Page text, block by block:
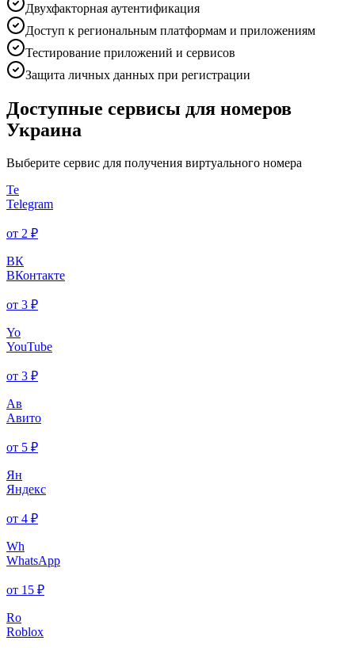
Двухфакторная аутентификация
Доступ к региональным платформам и приложениям
Тестирование приложений и сервисов
Защита личных данных при регистрации
Доступные сервисы для номеров
Украина
Выберите сервис для получения виртуального номера
Te
Telegram
от 2 ₽
ВК
ВКонтакте
от 3 ₽
Yo
YouTube
от 3 ₽
Ав
Авито
от 5 ₽
Ян
Яндекс
от 4 ₽
Wh
WhatsApp
от 15 ₽
Ro
Roblox